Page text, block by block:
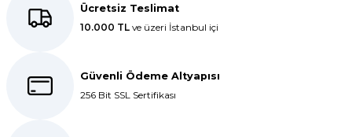
E... K... | 27/10/2025
Dolphin aynı kalitede . Hızlı kargo
ve teslimat için ayrıca teşekkür
Ücretsiz Teslimat
10.000 TL ve üzeri İstanbul içi
Güvenli Ödeme Altyapısı
256 Bit SSL Sertifikası